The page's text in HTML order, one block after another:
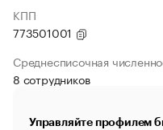
КПП
773501001
Среднесписочная
8 сотрудников
Управляйте профилем